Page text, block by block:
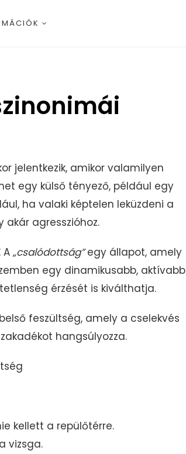
jelentkezik, amikor valamilyen
egy külső tényező, például egy
ha valaki képtelen leküzdeni a
agresszióhoz.
A „csalódottság”egy állapot, amely
egy dinamikusabb, aktívabb
érzését is kiválthatja.
feszültség, amely a cselekvés
hangsúlyozza.
kellett a repülőtérre.
vizsga.